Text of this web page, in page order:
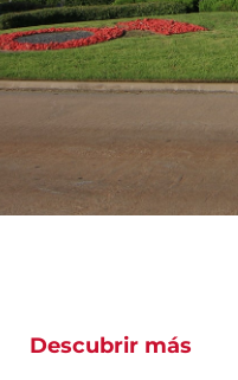
Descubrir más